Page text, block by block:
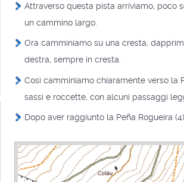
Attraverso questa pista arriviamo, poco
un cammino largo.
Ora camminiamo su una cresta,
destra, sempre in cresta.
Così camminiamo chiaramente verso la
sassi e roccette, con alcuni passaggi
Dopo aver raggiunto la Peña Rogueira